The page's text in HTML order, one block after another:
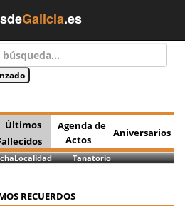
Galicia.es
Últimos
Agenda de
Actos
Aniversarios
Localidad Tanatorio
RECUERDOS